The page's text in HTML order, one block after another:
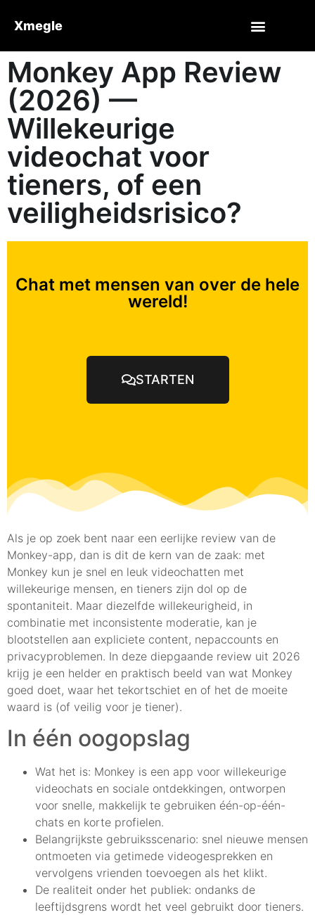
Xmegle
Monkey App Review
(2026) —
Willekeurige
videochat voor
tieners, of een
veiligheidsrisico?
Chat met mensen van over de hele
wereld!
STARTEN
Als je op zoek bent naar een eerlijke review van de
Monkey-app, dan is dit de kern van de zaak: met
Monkey kun je snel en leuk videochatten met
willekeurige mensen, en tieners zijn dol op de
spontaniteit. Maar diezelfde willekeurigheid, in
combinatie met inconsistente moderatie, kan je
blootstellen aan expliciete content, nepaccounts en
privacyproblemen. In deze diepgaande review uit 2026
krijg je een helder en praktisch beeld van wat Monkey
goed doet, waar het tekortschiet en of het de moeite
waard is (of veilig voor je tiener).
In één oogopslag
Wat het is: Monkey is een app voor willekeurige
videochats en sociale ontdekkingen, ontworpen
voor snelle, makkelijk te gebruiken één-op-één-
chats en korte profielen.
Belangrijkste gebruiksscenario: snel nieuwe mensen
ontmoeten via getimede videogesprekken en
vervolgens vrienden toevoegen als het klikt.
De realiteit onder het publiek: ondanks de
leeftijdsgrens wordt het veel gebruikt door tieners.